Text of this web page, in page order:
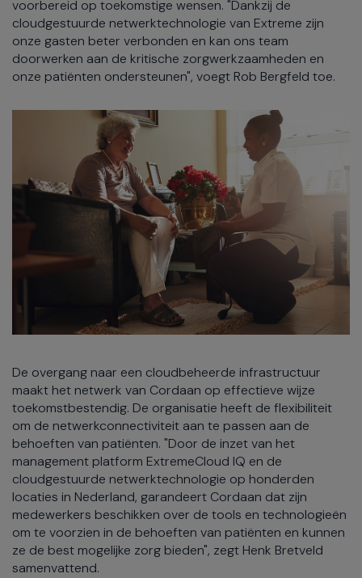
voorbereid op toekomstige wensen. "Dankzij de
cloudgestuurde netwerktechnologie van Extreme zijn
onze gasten beter verbonden en kan ons team
doorwerken aan de kritische zorgwerkzaamheden en
onze patiënten ondersteunen", voegt Rob Bergfeld toe.
De overgang naar een cloudbeheerde infrastructuur
maakt het netwerk van Cordaan op effectieve wijze
toekomstbestendig. De organisatie heeft de flexibiliteit
om de netwerkconnectiviteit aan te passen aan de
behoeften van patiënten. "Door de inzet van het
management platform ExtremeCloud IQ en de
cloudgestuurde netwerktechnologie op honderden
locaties in Nederland, garandeert Cordaan dat zijn
medewerkers beschikken over de tools en technologieën
om te voorzien in de behoeften van patiënten en kunnen
ze de best mogelijke zorg bieden", zegt Henk Bretveld
samenvattend.